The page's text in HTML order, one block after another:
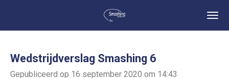
de
Wedstrijdverslag Smashing 6
Gepubliceerd op 16 september 2020 om 14:43